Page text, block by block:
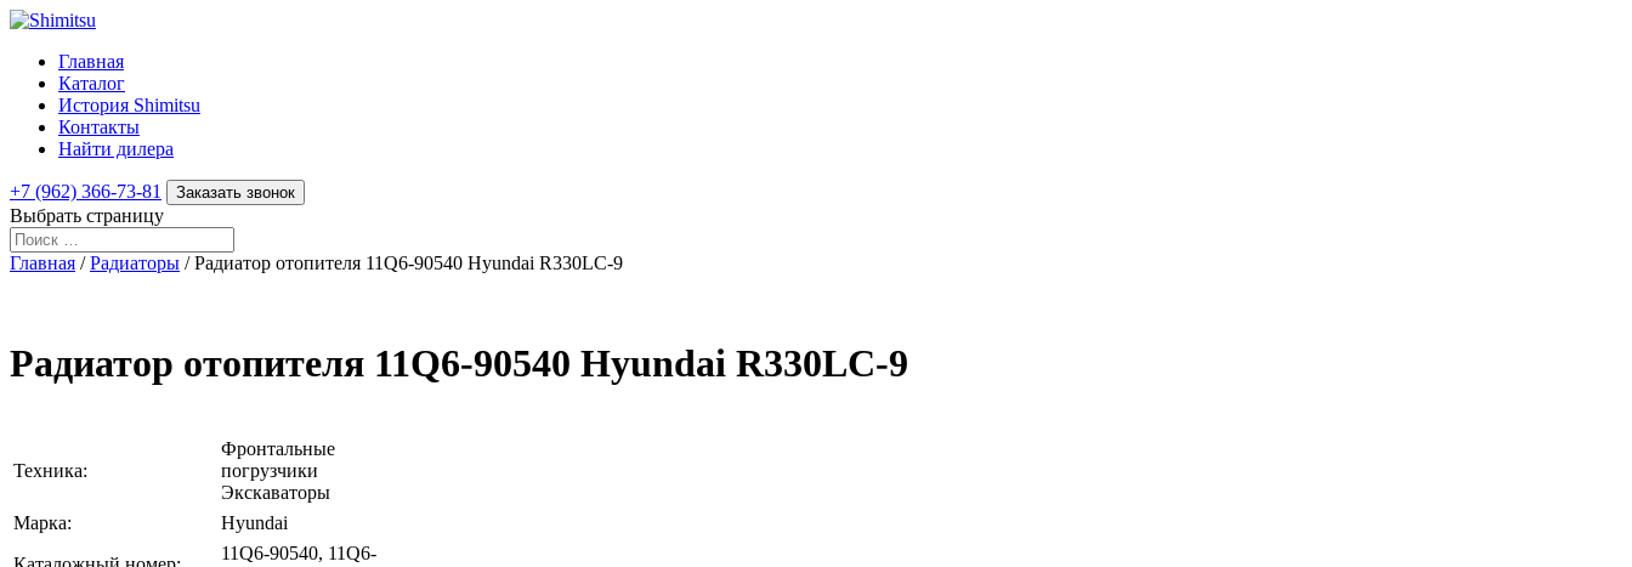
Главная
Каталог
История Shimitsu
Контакты
Найти дилера
+7 (962) 366-73-81 Заказать звонок
Выбрать страницу
Главная /Радиаторы / Радиатор отопителя 11Q6-90540 Hyundai R330LC-9
Радиатор отопителя 11Q6-90540 Hyundai R330LC-9
Техника:
Фронтальные
погрузчики
Экскаваторы
Марка:
Hyundai
11Q6-90540, 11Q6-